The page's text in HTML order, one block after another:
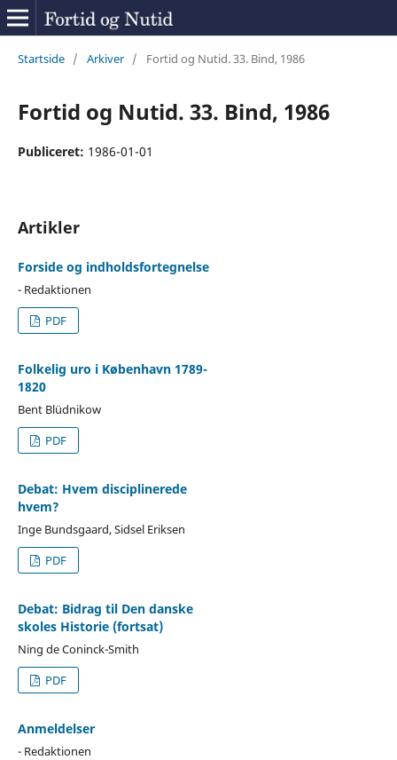
Startside / Arkiver / Fortid og Nutid. 33. Bind, 1986
Fortid og Nutid. 33. Bind, 1986
Publiceret: 1986-01-01
Artikler
Forside og indholdsfortegnelse
- Redaktionen
PDF
Folkelig uro i København 1789-
1820
Bent Blüdnikow
PDF
Debat: Hvem disciplinerede
hvem?
Inge Bundsgaard, Sidsel Eriksen
PDF
Debat: Bidrag til Den danske
skoles Historie (fortsat)
Ning de Coninck-Smith
PDF
Anmeldelser
- Redaktionen